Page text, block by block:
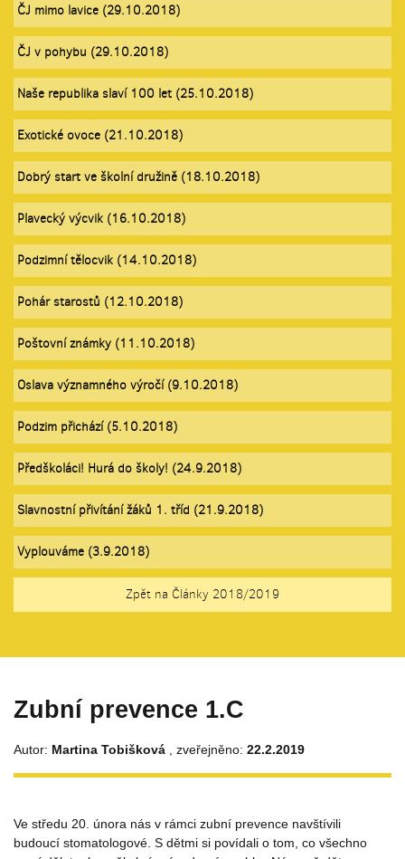
ČJ mimo lavice (29.10.2018)
ČJ v pohybu (29.10.2018)
Naše republika slaví 100 let (25.10.2018)
Exotické ovoce (21.10.2018)
Dobrý start ve školní družině (18.10.2018)
Plavecký výcvik (16.10.2018)
Podzimní tělocvik (14.10.2018)
Pohár starostů (12.10.2018)
Poštovní známky (11.10.2018)
Oslava významného výročí (9.10.2018)
Podzim přichází (5.10.2018)
Předškoláci! Hurá do školy! (24.9.2018)
Slavnostní přivítání žáků 1. tříd (21.9.2018)
Vyplouváme (3.9.2018)
Zpět na Články 2018/2019
Zubní prevence 1.C
Autor: Martina Tobišková , zveřejněno: 22.2.2019
Ve středu 20. února nás v rámci zubní prevence navštívili
budoucí stomatologové. S dětmi si povídali o tom, co všechno